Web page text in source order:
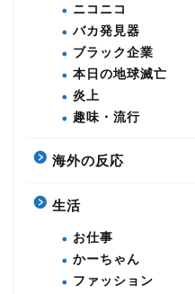
ニコニコ
バカ発見器
ブラック企業
本日の地球滅亡
炎上
趣味・流行
海外の反応
生活
お仕事
かーちゃん
ファッション